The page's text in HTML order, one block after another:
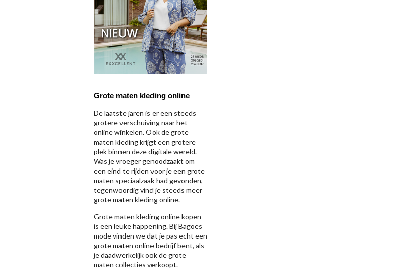
Grote maten kleding online
De laatste jaren is er een steeds
grotere verschuiving naar het
online winkelen. Ook de grote
maten kleding krijgt een grotere
plek binnen deze digitale wereld.
Was je vroeger genoodzaakt om
een eind te rijden voor je een grote
maten speciaalzaak had gevonden,
tegenwoordig vind je steeds meer
grote maten kleding online.
Grote maten kleding online kopen
is een leuke happening. Bij Bagoes
mode vinden we dat je pas echt een
grote maten online bedrijf bent, als
je daadwerkelijk ook de grote
maten collecties verkoopt.